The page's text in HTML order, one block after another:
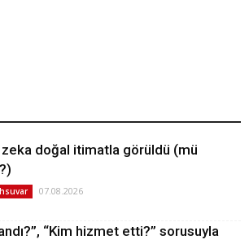
zeka doğal itimatla görüldü (mü
07.08.2026
“Kim hizmet etti?” sorusuyla